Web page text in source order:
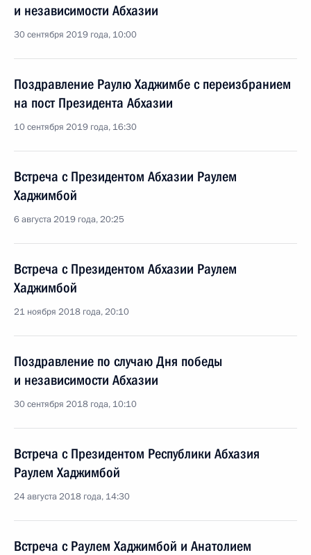
и независимости Абхазии
30 сентября 2019 года, 10:00
Поздравление Раулю Хаджимбе с переизбранием
на пост Президента Абхазии
10 сентября 2019 года, 16:30
Встреча с Президентом Абхазии Раулем
Хаджимбой
6 августа 2019 года, 20:25
Встреча с Президентом Абхазии Раулем
Хаджимбой
21 ноября 2018 года, 20:10
Поздравление по случаю Дня победы
и независимости Абхазии
30 сентября 2018 года, 10:10
Встреча с Президентом Республики Абхазия
Раулем Хаджимбой
24 августа 2018 года, 14:30
Встреча с Раулем Хаджимбой и Анатолием